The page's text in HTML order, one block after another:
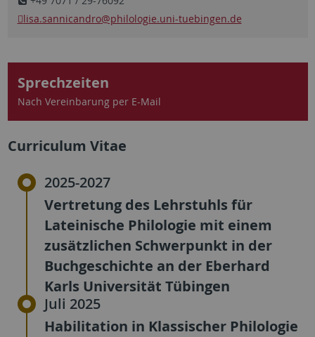
lisa.sannicandro@philologie.uni-tuebingen.de
Sprechzeiten
Nach Vereinbarung per E-Mail
Curriculum Vitae
2025-2027
Vertretung des Lehrstuhls für
Lateinische Philologie mit einem
zusätzlichen Schwerpunkt in der
Buchgeschichte an der Eberhard
Karls Universität Tübingen
Juli 2025
Habilitation in Klassischer Philologie